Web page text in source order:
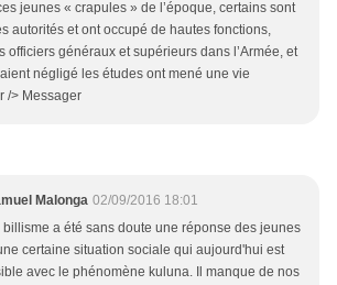
jeunes « crapules » de l’époque, certains sont
autorités et ont occupé de hautes fonctions,
officiers généraux et supérieurs dans l’Armée, et
négligé les études ont mené une vie
/> Messager
Malonga 02/09/2016 18:01
billisme a été sans doute une réponse des jeunes
certaine situation sociale qui aujourd'hui est
avec le phénomène kuluna. Il manque de nos